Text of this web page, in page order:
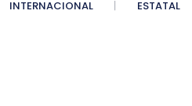
INTERNACIONAL ESTATAL